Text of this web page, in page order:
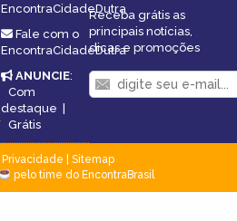
EncontraCidadeDutra
Fale com o
EncontraCidadeDutra
ANUNCIE:
Com
destaque |
Grátis
Receba grátis as
principais notícias,
dicas e promoções
Privacidade
Sitemap
pelo time do EncontraBrasil